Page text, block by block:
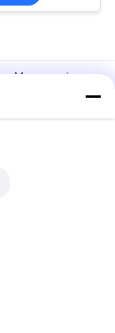
Μαγνητικό
Μεγέθους
για το